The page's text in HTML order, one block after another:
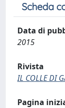
Scheda
Data di
2015
Rivista
IL COLLE DI
Pagina